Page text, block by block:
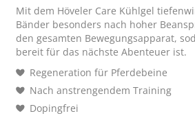
Mit dem Höveler Care Kühlgel
Bänder besonders nach hoher
den gesamten Bewegungsapparat,
bereit für das nächste Abenteuer ist.
Regeneration für Pferdebeine
Nach anstrengendem Training
Dopingfrei